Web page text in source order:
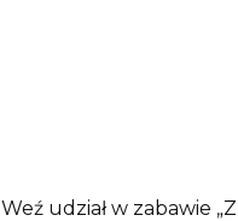
Weź udział w zabawie